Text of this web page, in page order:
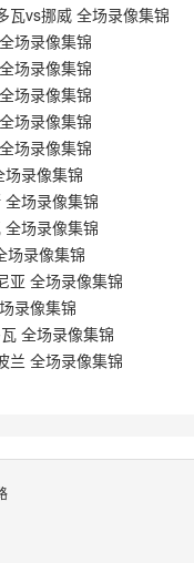
瓦vs挪威 全场录像集锦
场录像集锦
场录像集锦
场录像集锦
场录像集锦
场录像集锦
录像集锦
场录像集锦
场录像集锦
场录像集锦
亚 全场录像集锦
录像集锦
全场录像集锦
兰 全场录像集锦